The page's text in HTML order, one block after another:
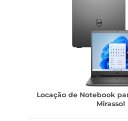
Locação de Notebook
Mirassol